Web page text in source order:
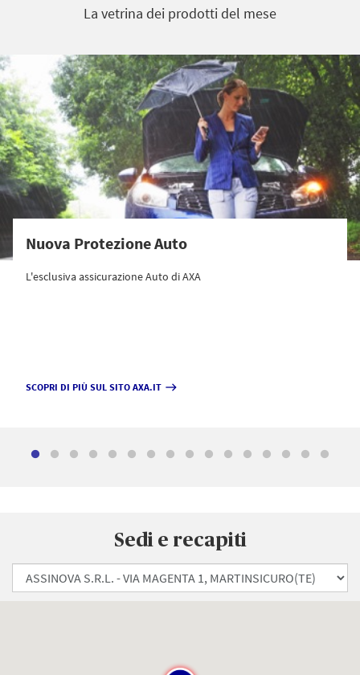
La vetrina dei prodotti del mese
Nuova Protezione Auto
L'esclusiva assicurazione Auto di AXA
SCOPRI DI PIÙ SUL SITO AXA.IT east
Sedi e recapiti